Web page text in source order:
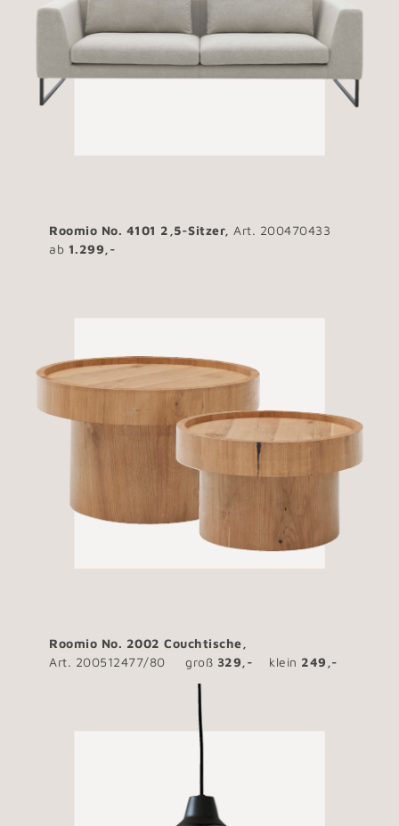
Roomio No. 4101 2,5-Sitzer, Art. 200470433
ab 1.299,-
Roomio No. 2002 Couchtische,
Art. 200512477/80 groß 329,- klein 249,-